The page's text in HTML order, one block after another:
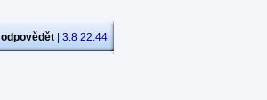
odpovědět | 3.8 22:44